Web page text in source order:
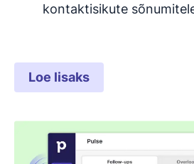
kontaktisikute
Loe lisaks